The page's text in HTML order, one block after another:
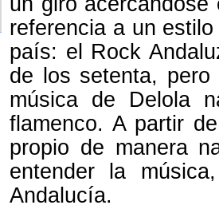
referencia a un
país: el Rock
de los setenta,
música de Delola
flamenco. A partir
propio de manera
entender la
Andalucía.